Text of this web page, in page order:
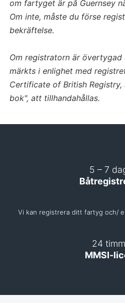
om fartyget är på Guernsey
Om inte, måste du förse
bekräftelse.
Om registratorn är
märkts i enlighet med
Certificate of British Registry,
bok", att tillhandahållas.
5 – 7
Vi kan registrera ditt fartyg och/
24
MMSI-